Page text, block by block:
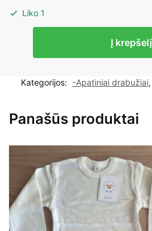
Liko 1
Nutmeg
1
„Paslėpk
sauskelnes”
9mėn.
Į krepšelį
Kategorijos: -Apatiniai drabužiai,
Panašūs produktai